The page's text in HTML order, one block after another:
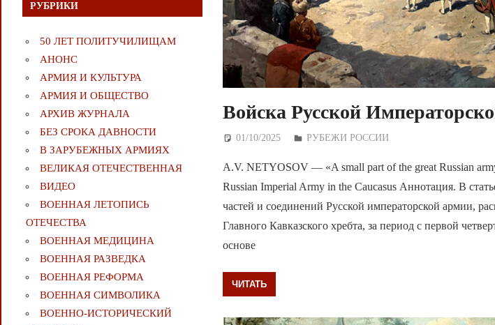
Войска Русской
01/10/2025 Дежурный по Редакции
РУБЕЖИ РОССИИ
A.V. NETYOSOV — «A small part of the great Russian
Russian Imperial Army in the Caucasus Аннотация. В
частей и соединений Русской императорской армии,
Главного Кавказского хребта, за период с первой
основе
ЧИТАТЬ
РУБРИКИ
50 ЛЕТ ПОЛИТУЧИЛИЩАМ
АНОНС
АРМИЯ И КУЛЬТУРА
АРМИЯ И ОБЩЕСТВО
АРХИВ ЖУРНАЛА
БЕЗ СРОКА ДАВНОСТИ
В ЗАРУБЕЖНЫХ АРМИЯХ
ВЕЛИКАЯ ОТЕЧЕСТВЕННАЯ
ВИДЕО
ВОЕННАЯ ЛЕТОПИСЬ
ОТЕЧЕСТВА
ВОЕННАЯ МЕДИЦИНА
ВОЕННАЯ РАЗВЕДКА
ВОЕННАЯ РЕФОРМА
ВОЕННАЯ СИМВОЛИКА
ВОЕННО-ИСТОРИЧЕСКИЙ